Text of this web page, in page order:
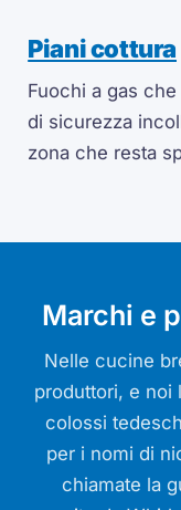
Piani cottura
Fuochi a gas
di sicurezza
zona che resta
Marchi e
Nelle cucine
produttori, e noi
colossi
per i nomi di
chiamate la